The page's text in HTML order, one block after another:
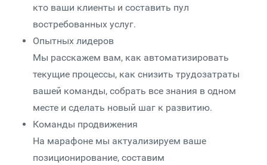
кто ваши клиенты и составить пул
востребованных услуг.
Опытных лидеров
Мы расскажем вам, как автоматизировать
текущие процессы, как снизить трудозатраты
вашей команды, собрать все знания в одном
месте и сделать новый шаг к развитию.
Команды продвижения
На марафоне мы актуализируем ваше
позиционирование, составим